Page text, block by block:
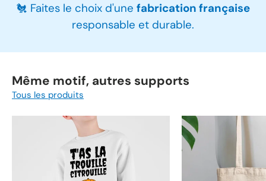
🐔 Faites le choix d'une fabrication française
responsable et durable.
Même motif, autres supports
Tous les produits